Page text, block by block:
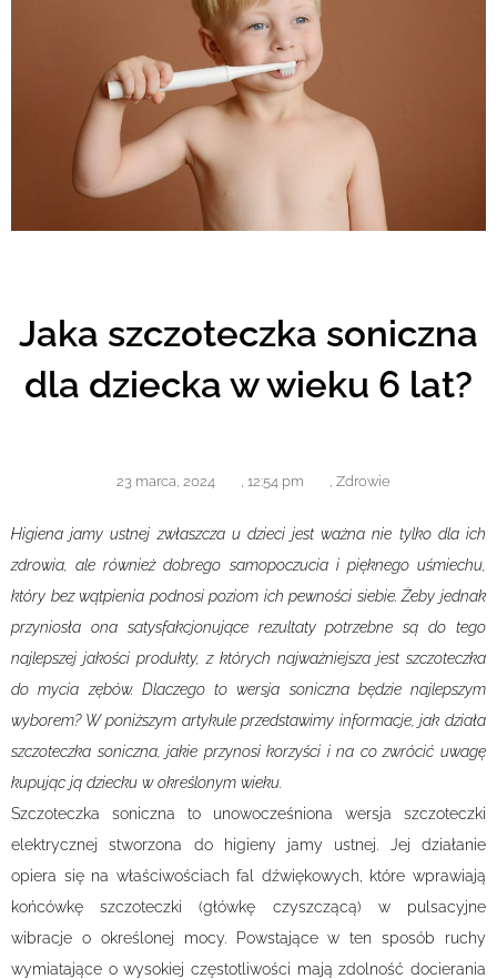
Jaka szczoteczka soniczna
dla dziecka w wieku 6 lat?
23 marca, 2024 12:54 pm Zdrowie
Higiena jamy ustnej zwłaszcza u dzieci jest ważna nie tylko dla ich
zdrowia, ale również dobrego samopoczucia i pięknego uśmiechu,
który bez wątpienia podnosi poziom ich pewności siebie. Żeby jednak
przyniosła ona satysfakcjonujące rezultaty potrzebne są do tego
najlepszej jakości produkty, z których najważniejsza jest szczoteczka
do mycia zębów. Dlaczego to wersja soniczna będzie najlepszym
wyborem? W poniższym artykule przedstawimy informacje, jak działa
szczoteczka soniczna, jakie przynosi korzyści i na co zwrócić uwagę
kupując ją dziecku w określonym wieku.
Szczoteczka soniczna to unowocześniona wersja szczoteczki
elektrycznej stworzona do higieny jamy ustnej. Jej działanie
opiera się na właściwościach fal dźwiękowych, które wprawiają
końcówkę szczoteczki (główkę czyszczącą) w pulsacyjne
wibracje o określonej mocy. Powstające w ten sposób ruchy
wymiatające o wysokiej częstotliwości mają zdolność docierania